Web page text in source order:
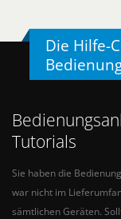
Die Hilfe-
Tutorials
Sie haben die
war nicht im
sämtlichen Geräten.